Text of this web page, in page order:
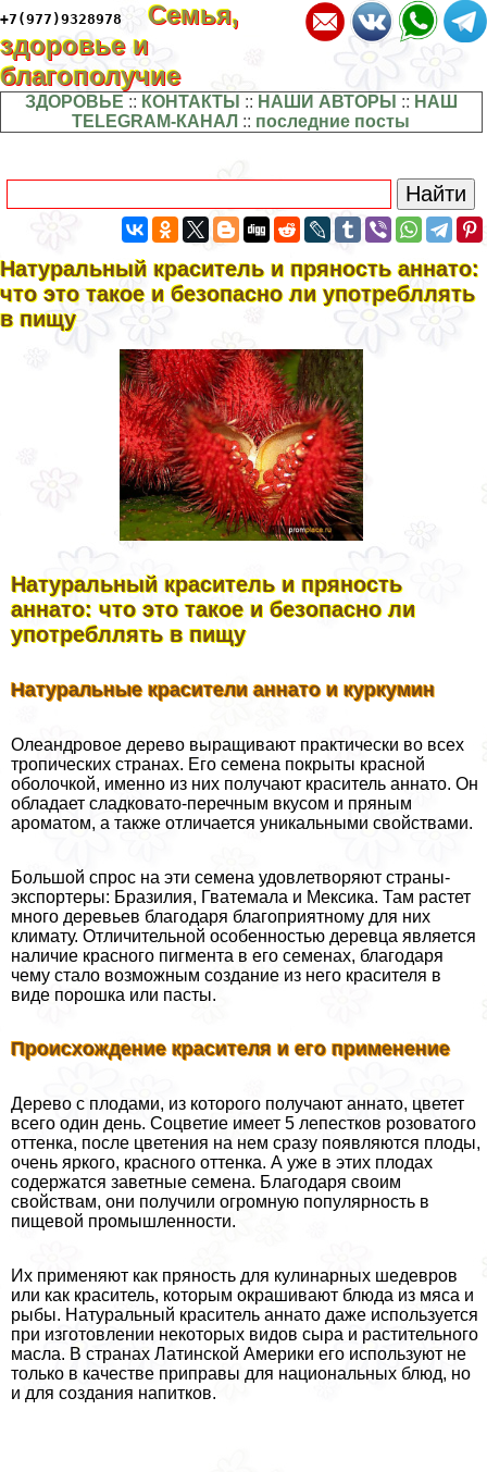
+7(977)9328978
Семья,
здоровье и
благополучие
ЗДОРОВЬЕ :: КОНТАКТЫ :: НАШИ АВТОРЫ :: НАШ
TELEGRAM-КАНАЛ :: последние посты
Натуральный краситель и пряность аннато:
что это такое и безопасно ли употрeбллять
в пищу
Натуральный краситель и пряность
аннато: что это такое и безопасно ли
употрeбллять в пищу
Натуральные красители аннато и куркумин
Олеандровое дерево выращивают пpaктически во всех
тропических странах. Его семена покрыты красной
оболочкой, именно из них получают краситель аннато. Он
обладает сладковато-перечным вкусом и пряным
ароматом, а также отличается уникальными свойствами.
Большой спрос на эти семена удовлетворяют страны-
экспортеры: Бразилия, Гватемала и Мексика. Там растет
много деревьев благодаря благоприятному для них
климату. Отличительной особенностью деревца является
наличие красного пигмента в его семенах, благодаря
чему стало возможным создание из него красителя в
виде порошка или пасты.
Происхождение красителя и его применение
Дерево с плодами, из которого получают аннато, цветет
всего один день. Соцветие имеет 5 лепестков розоватого
оттенка, после цветения на нем сразу появляются плоды,
очень яркого, красного оттенка. А уже в этих плодах
содержатся заветные семена. Благодаря своим
свойствам, они получили огромную популярность в
пищевой промышленности.
Их применяют как пряность для кулинарных шедевров
или как краситель, которым окрашивают блюда из мяса и
рыбы. Натуральный краситель аннато даже используется
при изготовлении некоторых видов сыра и растительного
масла. В странах Латинской Америки его используют не
только в качестве приправы для национальных блюд, но
и для создания напитков.